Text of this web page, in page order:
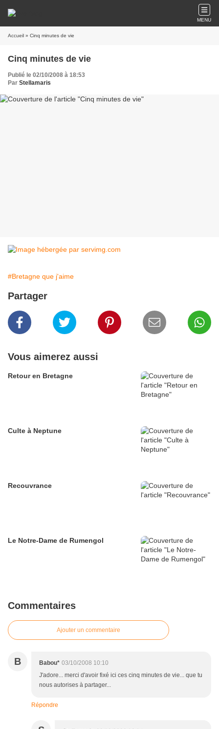
MENU
Accueil » Cinq minutes de vie
Cinq minutes de vie
Publié le 02/10/2008 à 18:53
Par Stellamaris
#Bretagne que j'aime
Partager
Vous aimerez aussi
Retour en Bretagne
Culte à Neptune
Recouvrance
Le Notre-Dame de Rumengol
Commentaires
Ajouter un commentaire
B Babou* 03/10/2008 10:10
J'adore... merci d'avoir fixé ici ces cinq minutes de vie... que tu
nous autorises à partager...
Répondre